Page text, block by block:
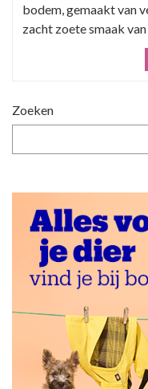
bodem, gemaakt van
zacht zoete smaak
Zoeken